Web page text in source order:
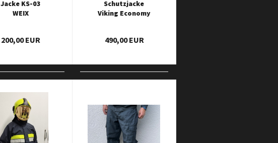
Jacke KS-03
WEIX
200,00 EUR
Schutzjacke
Viking Economy
490,00 EUR